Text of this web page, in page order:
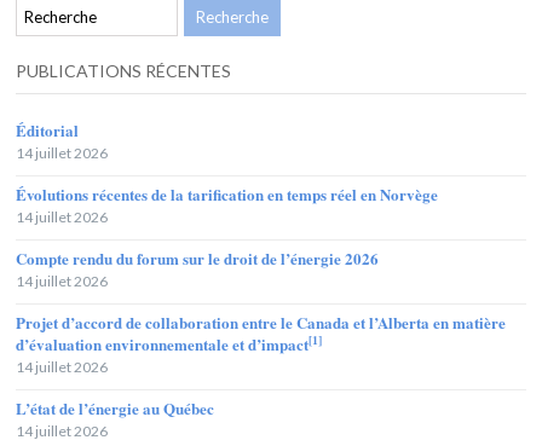
PUBLICATIONS RÉCENTES
Éditorial
14 juillet 2026
Évolutions récentes de la tarification en temps réel en Norvège
14 juillet 2026
Compte rendu du forum sur le droit de l’énergie 2026
14 juillet 2026
Projet d’accord de collaboration entre le Canada et l’Alberta en matière
d’évaluation environnementale et d’impact[1]
14 juillet 2026
L’état de l’énergie au Québec
14 juillet 2026